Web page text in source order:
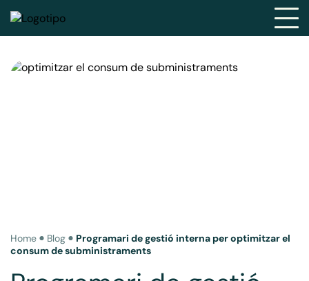
Home Blog
Programari de gestió interna per optimitzar el
consum de subministraments